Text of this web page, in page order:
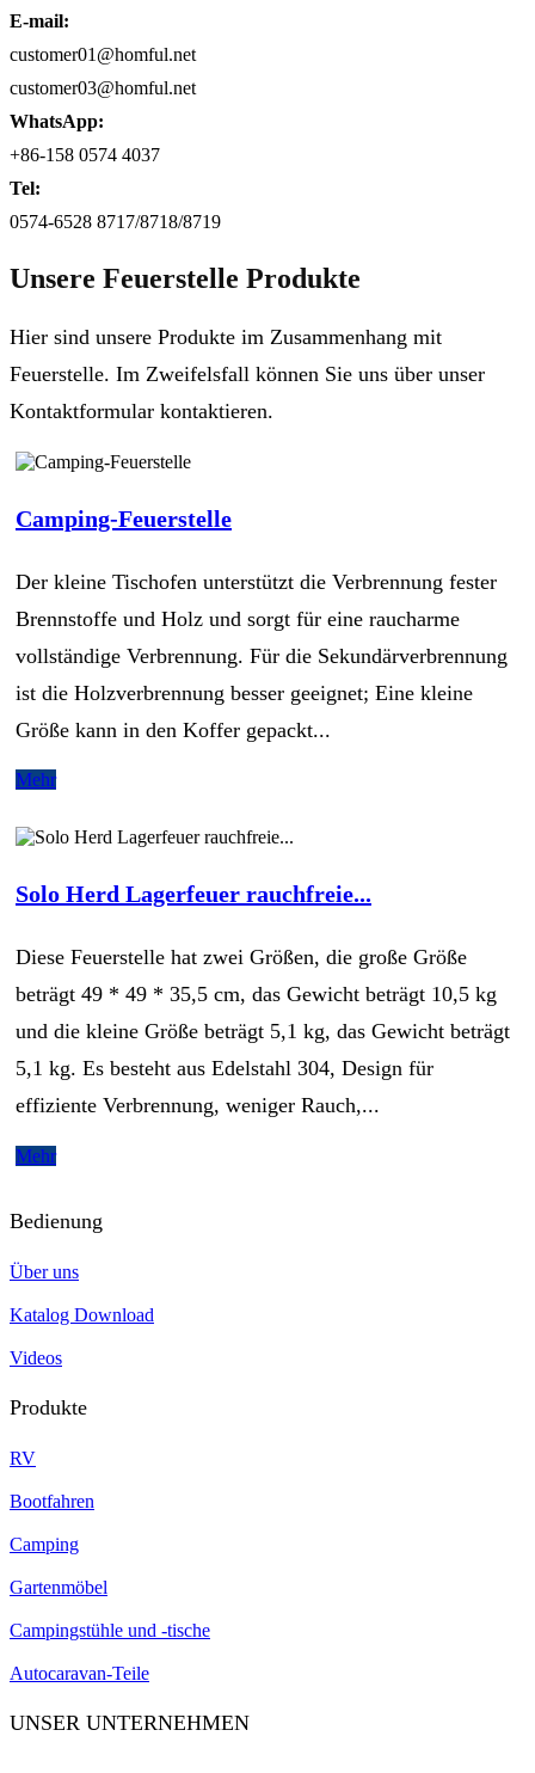
E-mail:
customer01@homful.net
customer03@homful.net
WhatsApp:
+86-158 0574 4037
Tel:
0574-6528 8717/8718/8719
Unsere Feuerstelle Produkte
Hier sind unsere Produkte im Zusammenhang mit
Feuerstelle. Im Zweifelsfall können Sie uns über unser
Kontaktformular kontaktieren.
Camping-Feuerstelle
Der kleine Tischofen unterstützt die Verbrennung fester
Brennstoffe und Holz und sorgt für eine raucharme
vollständige Verbrennung. Für die Sekundärverbrennung
ist die Holzverbrennung besser geeignet; Eine kleine
Größe kann in den Koffer gepackt...
Mehr
Solo Herd Lagerfeuer rauchfreie...
Diese Feuerstelle hat zwei Größen, die große Größe
beträgt 49 * 49 * 35,5 cm, das Gewicht beträgt 10,5 kg
und die kleine Größe beträgt 5,1 kg, das Gewicht beträgt
5,1 kg. Es besteht aus Edelstahl 304, Design für
effiziente Verbrennung, weniger Rauch,...
Mehr
Bedienung
Über uns
Katalog Download
Videos
Produkte
RV
Bootfahren
Camping
Gartenmöbel
Campingstühle und -tische
Autocaravan-Teile
UNSER UNTERNEHMEN